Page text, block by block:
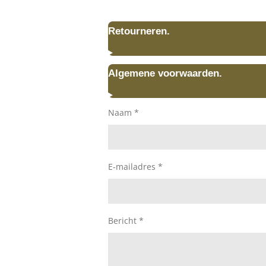
Retourneren.
Algemene voorwaarden.
Naam *
E-mailadres *
Bericht *